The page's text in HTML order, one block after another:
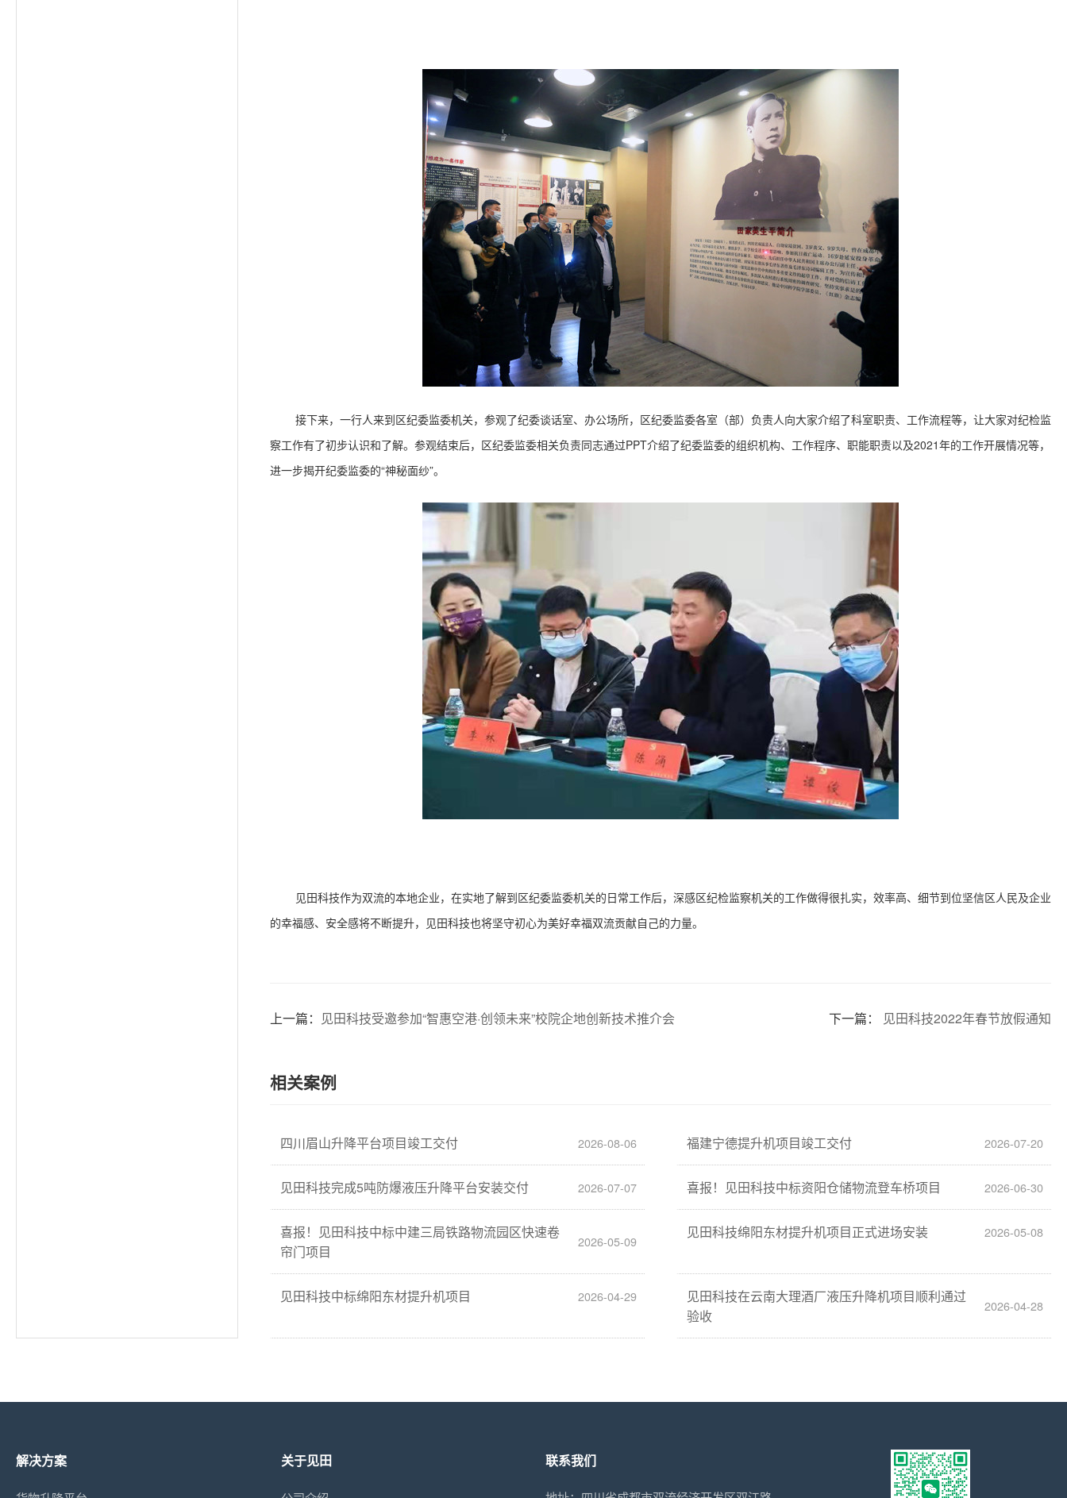
接下来，一行人来到区纪委监委机关，参观了纪委谈话室、办公场所，区纪委监委各室（部）负责人向大家介绍了科室职责、工作流程等，让大家对纪检监
察工作有了初步认识和了解。参观结束后，区纪委监委相关负责同志通过PPT介绍了纪委监委的组织机构、工作程序、职能职责以及2021年的工作开展情况等，
进一步揭开纪委监委的“神秘面纱”。
见田科技作为双流的本地企业，在实地了解到区纪委监委机关的日常工作后，深感区纪检监察机关的工作做得很扎实，效率高、细节到位坚信区人民及企业
的幸福感、安全感将不断提升，见田科技也将坚守初心为美好幸福双流贡献自己的力量。
上一篇： 见田科技受邀参加“智惠空港·创领未来”校院企地创新技术推介会 下一篇： 见田科技2022年春节放假通知
相关案例
四川眉山升降平台项目竣工交付 2026-08-06 福建宁德提升机项目竣工交付 2026-07-20
见田科技完成5吨防爆液压升降平台安装交付 2026-07-07 喜报！见田科技中标资阳仓储物流登车桥项目 2026-06-30
喜报！见田科技中标中建三局铁路物流园区快速卷
帘门项目
2026-05-09
见田科技绵阳东材提升机项目正式进场安装 2026-05-08
见田科技中标绵阳东材提升机项目 2026-04-29
见田科技在云南大理酒厂液压升降机项目顺利通过
验收
2026-04-28
解决方案 关于见田 联系我们